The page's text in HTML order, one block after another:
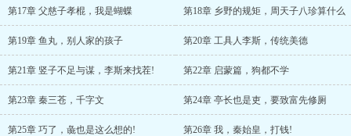
第17章 父慈子孝棍，我是蝴蝶 第18章 乡野的规矩，周天子八珍算什么
第19章 鱼丸，别人家的孩子 第20章 工具人李斯，传统美德
第21章 竖子不足与谋，李斯来找茬! 第22章 启蒙篇，狗都不学
第23章 秦三苍，千字文 第24章 亭长也是吏，要致富先修厕
第25章 巧了，彘也是这么想的! 第26章 我，秦始皇，打钱!